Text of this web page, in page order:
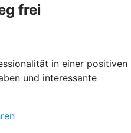
frei
in einer positiven
und interessante